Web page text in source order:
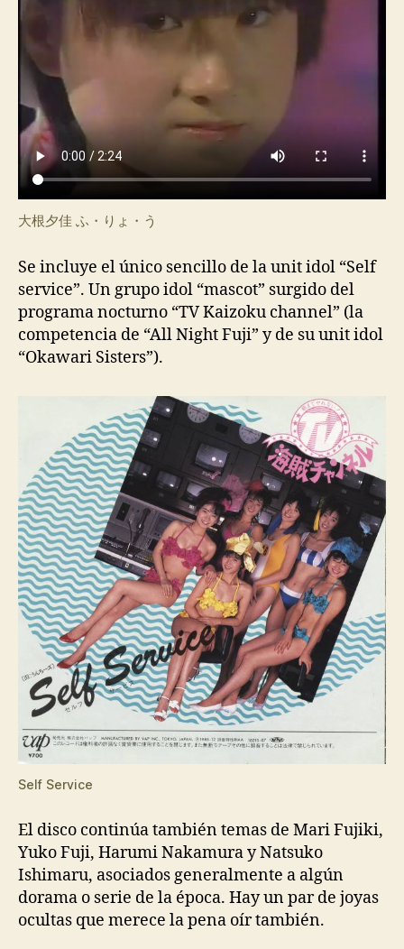
大根夕佳 ふ・りょ・う
Se incluye el único sencillo de la unit idol “Self
service”. Un grupo idol “mascot” surgido del
programa nocturno “TV Kaizoku channel” (la
competencia de “All Night Fuji” y de su unit idol
“Okawari Sisters”).
Self Service
El disco continúa también temas de Mari Fujiki,
Yuko Fuji, Harumi Nakamura y Natsuko
Ishimaru, asociados generalmente a algún
dorama o serie de la época. Hay un par de joyas
ocultas que merece la pena oír también.